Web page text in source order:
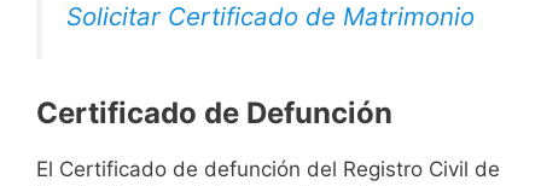
Solicitar Certificado de Matrimonio
Certificado de Defunción
El Certificado de defunción del Registro Civil de